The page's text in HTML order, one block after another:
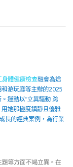
身體健康檢查融會為途
游玩廳等主辦的2025
運動以“立異驅動 跨
用她那極度鎮靜且優雅
長的經典案例，為行業
等方面不竭立異。在